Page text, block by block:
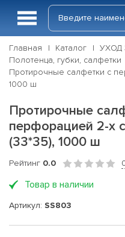
Главная Каталог
УХОД
Полотенца, губки, салфетки
Протирочные салфетки с
1000 ш
Протирочные
перфорацией 2-х
(33*35), 1000 ш
Рейтинг 0.0
Товар в наличии
Артикул: SS803